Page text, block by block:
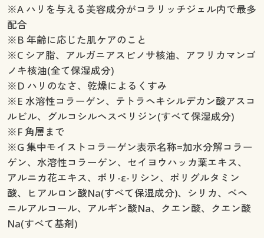
※A ハリを与える美容成分がコラリッチジェル内で最多
配合
※B 年齢に応じた肌ケアのこと
※C シア脂、アルガニアスピノサ核油、アフリカマンゴ
ノキ核油(全て保湿成分)
※D ハリのなさ、乾燥によるくすみ
※E 水溶性コラーゲン、テトラヘキシルデカン酸アスコ
ルビル、グルコシルヘスペリジン(すべて保湿成分)
※F 角層まで
※G 集中モイストコラーゲン表示名称=加水分解コラー
ゲン、水溶性コラーゲン、セイヨウハッカ葉エキス、
アルニカ花エキス、ポリ-ε-リシン、ポリグルタミン
酸、ヒアルロン酸Na(すべて保湿成分)、シリカ、ベヘ
ニルアルコール、アルギン酸Na、クエン酸、クエン酸
Na(すべて基剤)